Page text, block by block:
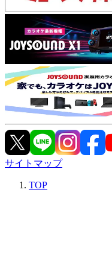
サイトマップ
TOP